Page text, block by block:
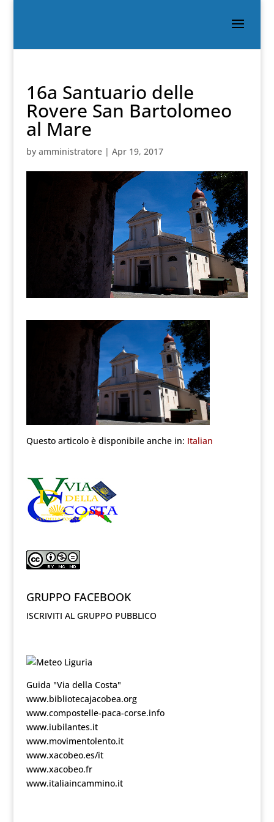
16a Santuario delle
Rovere San Bartolomeo
al Mare
by amministratore| Apr 19, 2017
Questo articolo è disponibile anche in: Italian
GRUPPO FACEBOOK
ISCRIVITI AL GRUPPO PUBBLICO
Guida "Via della Costa"
www.bibliotecajacobea.org
www.compostelle-paca-corse.info
www.iubilantes.it
www.movimentolento.it
www.xacobeo.es/it
www.xacobeo.fr
www.italiaincammino.it